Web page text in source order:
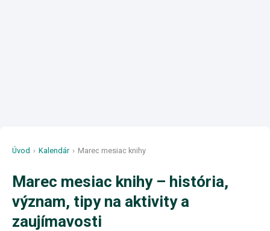
Úvod › Kalendár › Marec mesiac knihy
Marec mesiac knihy – história,
význam, tipy na aktivity a
zaujímavosti